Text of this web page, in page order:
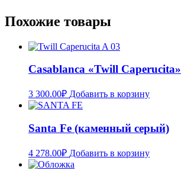
Похожие товары
Casablanca «Twill Caperucita»
3 300.00₽ Добавить в корзину
Santa Fe (каменный серый)
4 278.00₽ Добавить в корзину